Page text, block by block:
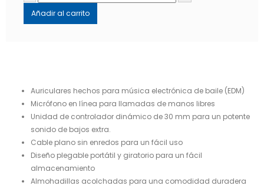
Añadir al carrito
Auriculares hechos para música electrónica de baile (EDM)
Micrófono en línea para llamadas de manos libres
Unidad de controlador dinámico de 30 mm para un potente
sonido de bajos extra.
Cable plano sin enredos para un fácil uso
Diseño plegable portátil y giratorio para un fácil
almacenamiento
Almohadillas acolchadas para una comodidad duradera